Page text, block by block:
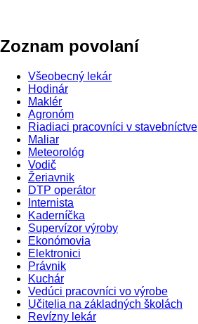
Zoznam povolaní
Všeobecný lekár
Hodinár
Maklér
Agronóm
Riadiaci pracovníci v stavebníctve
Maliar
Meteorológ
Vodič
Žeriavnik
DTP operátor
Internista
Kaderníčka
Supervízor výroby
Ekonómovia
Elektronici
Právnik
Kuchár
Vedúci pracovníci vo výrobe
Učitelia na základných školách
Revízny lekár